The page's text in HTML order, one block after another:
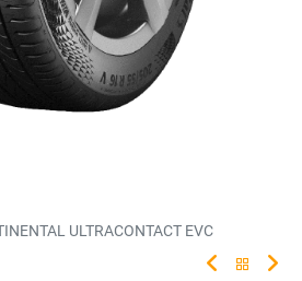
ULTRACONTACT EVC